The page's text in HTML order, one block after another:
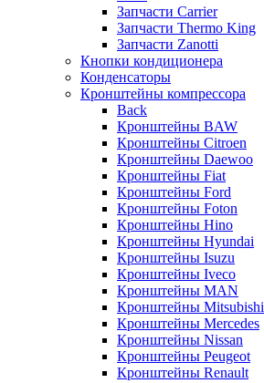
Запчасти Carrier
Запчасти Thermo King
Запчасти Zanotti
Кнопки кондиционера
Конденсаторы
Кронштейны компрессора
Back
Кронштейны BAW
Кронштейны Citroen
Кронштейны Daewoo
Кронштейны Fiat
Кронштейны Ford
Кронштейны Foton
Кронштейны Hino
Кронштейны Hyundai
Кронштейны Isuzu
Кронштейны Iveco
Кронштейны MAN
Кронштейны Mitsubishi
Кронштейны Mеrcedes
Кронштейны Nissan
Кронштейны Peugeot
Кронштейны Renault